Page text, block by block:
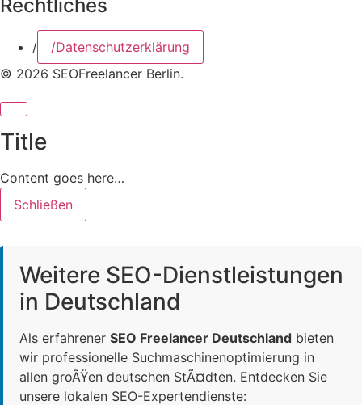
Rechtliches
/ /Datenschutzerklärung
© 2026 SEOFreelancer Berlin.
Title
Content goes here…
Schließen
Weitere SEO-Dienstleistungen
in Deutschland
Als erfahrener SEO Freelancer Deutschland bieten
wir professionelle Suchmaschinenoptimierung in
allen groÃŸen deutschen StÃ¤dten. Entdecken Sie
unsere lokalen SEO-Expertendienste: